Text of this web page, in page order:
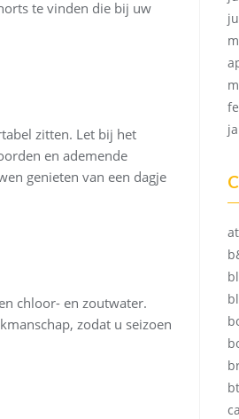
te vinden die bij uw
zitten. Let bij het
en ademende
genieten van een dagje
chloor- en zoutwater.
zodat u seizoen